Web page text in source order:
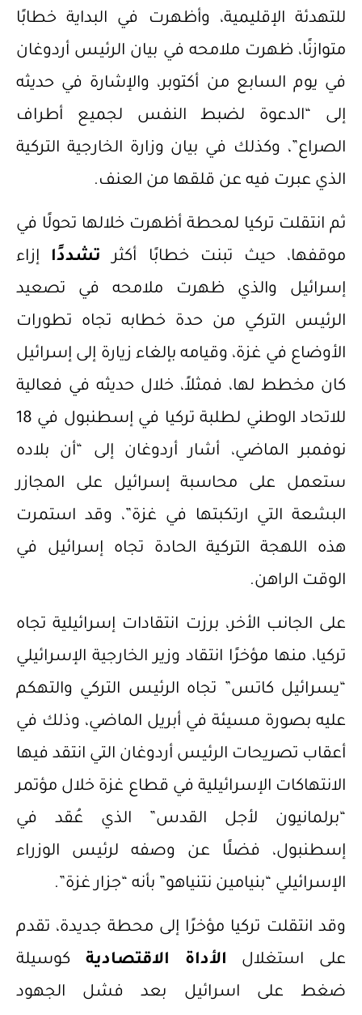
للتهدئة الإقليمية، وأظهرت في البداية خطابًا
متوازنًا، ظهرت ملامحه في بيان الرئيس أردوغان
في يوم السابع من أكتوبر، والإشارة في حديثه
إلى “الدعوة لضبط النفس لجميع أطراف
الصراع”، وكذلك في بيان وزارة الخارجية التركية
الذي عبرت فيه عن قلقها من العنف.
ثم انتقلت تركيا لمحطة أظهرت خلالها تحولًا في
موقفها، حيث تبنت خطابًا أكثر تشددًا إزاء
إسرائيل والذي ظهرت ملامحه في تصعيد
الرئيس التركي من حدة خطابه تجاه تطورات
الأوضاع في غزة، وقيامه بإلغاء زيارة إلى إسرائيل
كان مخطط لها، فمثلاً، خلال حديثه في فعالية
للاتحاد الوطني لطلبة تركيا في إسطنبول في 18
نوفمبر الماضي، أشار أردوغان إلى “أن بلاده
ستعمل على محاسبة إسرائيل على المجازر
البشعة التي ارتكبتها في غزة”، وقد استمرت
هذه اللهجة التركية الحادة تجاه إسرائيل في
الوقت الراهن.
على الجانب الأخر، برزت انتقادات إسرائيلية تجاه
تركيا، منها مؤخرًا انتقاد وزير الخارجية الإسرائيلي
“يسرائيل كاتس” تجاه الرئيس التركي والتهكم
عليه بصورة مسيئة في أبريل الماضي، وذلك في
أعقاب تصريحات الرئيس أردوغان التي انتقد فيها
الانتهاكات الإسرائيلية في قطاع غزة خلال مؤتمر
“برلمانيون لأجل القدس” الذي عُقد في
إسطنبول، فضلًا عن وصفه لرئيس الوزراء
الإسرائيلي “بنيامين نتنياهو” بأنه “جزار غزة”.
وقد انتقلت تركيا مؤخرًا إلى محطة جديدة، تقدم
على استغلال الأداة الاقتصادية كوسيلة
ضغط على اسرائيل بعد فشل الجهود